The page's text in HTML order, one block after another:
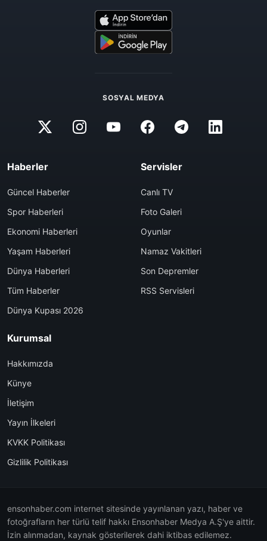
SOSYAL MEDYA
Haberler
Güncel Haberler
Spor Haberleri
Ekonomi Haberleri
Yaşam Haberleri
Dünya Haberleri
Tüm Haberler
Dünya Kupası 2026
Servisler
Canlı TV
Foto Galeri
Oyunlar
Namaz Vakitleri
Son Depremler
RSS Servisleri
Kurumsal
Hakkımızda
Künye
İletişim
Yayın İlkeleri
KVKK Politikası
Gizlilik Politikası
ensonhaber.com internet sitesinde yayınlanan yazı, haber ve
fotoğrafların her türlü telif hakkı Ensonhaber Medya A.Ş'ye aittir.
İzin alınmadan, kaynak gösterilerek dahi iktibas edilemez.